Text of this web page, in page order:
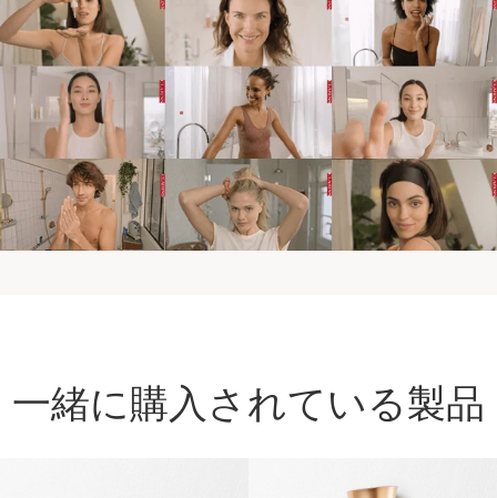
一緒に購入されている製品